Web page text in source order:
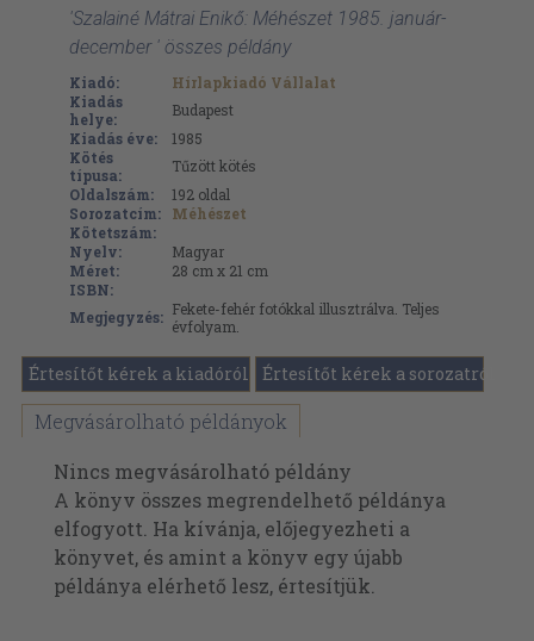
'Szalainé Mátrai Enikő: Méhészet 1985. január-
december ' összes példány
Kiadó:
Hírlapkiadó Vállalat
Kiadás
helye:
Budapest
Kiadás éve:
1985
Kötés
típusa:
Tűzött kötés
Oldalszám:
192 oldal
Sorozatcím:
Méhészet
Kötetszám:
Nyelv:
Magyar
Méret:
28 cm x 21 cm
ISBN:
Megjegyzés: Fekete-fehér fotókkal illusztrálva. Teljes
évfolyam.
Értesítőt kérek a kiadóról Értesítőt kérek a sorozatról
Megvásárolható példányok
Nincs megvásárolható példány
A könyv összes megrendelhető példánya
elfogyott. Ha kívánja, előjegyezheti a
könyvet, és amint a könyv egy újabb
példánya elérhető lesz, értesítjük.